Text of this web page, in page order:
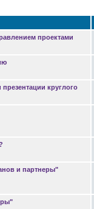
проектами
круглого
и партнеры"